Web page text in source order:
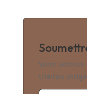
Votre adresse
champs